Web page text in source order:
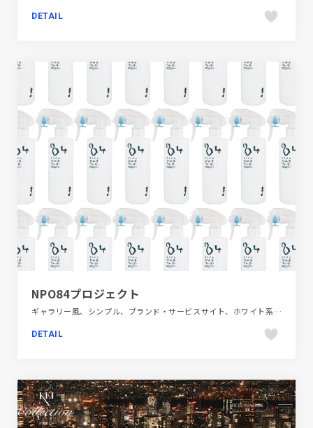
DETAIL
NPO84プロジェクト
ギャラリー風、シンプル、ブランド・サービスサイト、ホワイト系、動画が流れる、地域・団体・活動、第一次産業・SDGs・地方創生
DETAIL